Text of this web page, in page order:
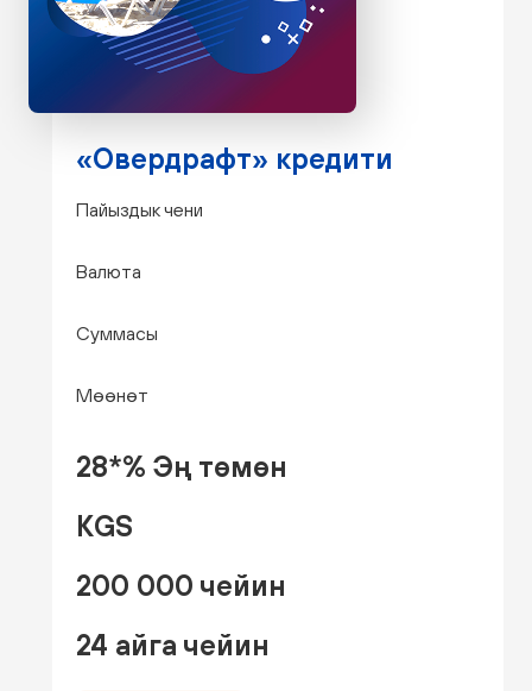
«Овердрафт» кредити
Пайыздык чени
Валюта
Суммасы
Мөөнөт
28*% Эң төмөн
KGS
200 000 чейин
24 айга чейин